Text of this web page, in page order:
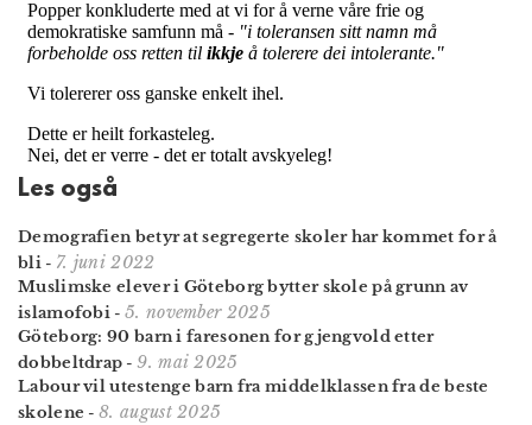
Les også
Demografien betyr at segregerte skoler har kommet for å
bli- 7. juni 2022
Muslimske elever i Göteborg bytter skole på grunn av
islamofobi - 5. november 2025
Göteborg: 90 barn i faresonen for gjengvold etter
dobbeltdrap -9. mai 2025
Labour vil utestenge barn fra middel­klassen fra de beste
skolene -8. august 2025